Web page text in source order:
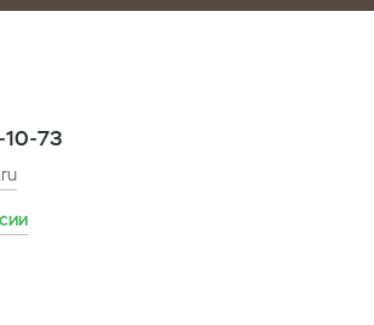
10-73